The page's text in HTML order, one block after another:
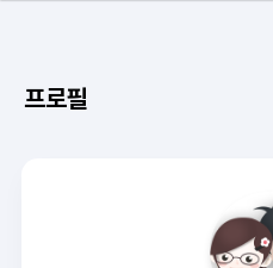
프로필